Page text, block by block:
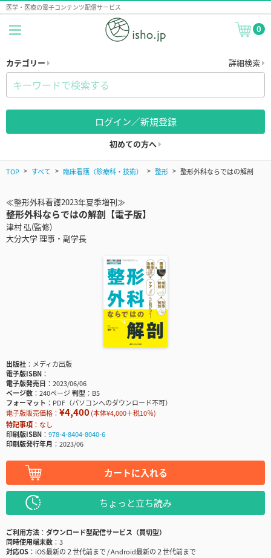
医学・医療の電子コンテンツ配信サービス
0
カテゴリー 詳細検索
ログイン／新規登録
初めての方へ
TOP すべて 臨床看護（診療科・技術） 整形 整形外科ならではの解剖
≪整形外科看護2023年夏季増刊≫
整形外科ならではの解剖【電子版】
津村 弘(監修)
大分大学 理事・副学長
出版社
メディカ出版
電子版ISBN
電子版発売日
2023/06/06
ページ数
240ページ判型
B5
フォーマット
PDF（パソコンへのダウンロード不可）
電子版販売価格： ¥4,400(本体¥4,000＋税10％)
特記事項
なし
印刷版ISBN
978-4-8404-8040-6
印刷版発行年月
2023/06
カートに入れる
ちょっと立ち読み
ご利用方法
ダウンロード型配信サービス（買切型）
同時使用端末数
3
対応OS
iOS最新の２世代前まで / Android最新の２世代前まで